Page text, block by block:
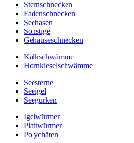
Sternschnecken
Fadenschnecken
Seehasen
Sonstige
Gehäuseschnecken
Kalkschwämme
Hornkieselschwämme
Seesterne
Seeigel
Seegurken
Igelwürmer
Plattwürmer
Polychäten